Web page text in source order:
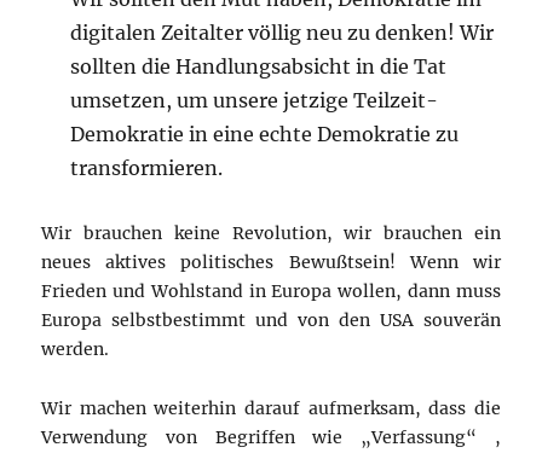
digitalen Zeitalter völlig neu zu denken! Wir
sollten die Handlungsabsicht in die Tat
umsetzen, um unsere jetzige Teilzeit-
Demokratie in eine echte Demokratie zu
transformieren.
Wir brauchen keine Revolution, wir brauchen ein
neues aktives politisches Bewußtsein! Wenn wir
Frieden und Wohlstand in Europa wollen, dann muss
Europa selbstbestimmt und von den USA souverän
werden.
Wir machen weiterhin darauf aufmerksam, dass die
Verwendung von Begriffen wie „Verfassung“ ,